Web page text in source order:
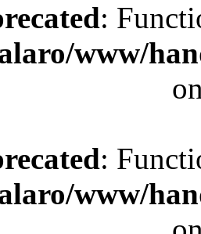
:
www/
:
www/